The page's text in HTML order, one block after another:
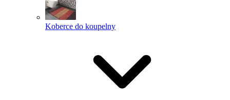
Koberce do koupelny